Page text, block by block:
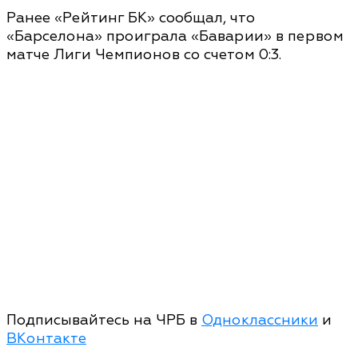
Ранее «Рейтинг БК» сообщал, что
«Барселона» проиграла «Баварии» в первом
матче Лиги Чемпионов со счетом 0:3.
Подписывайтесь на ЧРБ в Одноклассники и
ВКонтакте